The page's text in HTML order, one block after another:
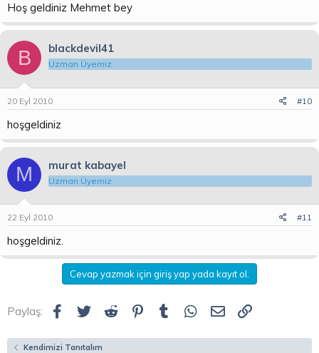
Hoş geldiniz Mehmet bey
B blackdevil41
Uzman Üyemiz
20 Eyl 2010 #10
hoşgeldiniz
M murat kabayel
Uzman Üyemiz
22 Eyl 2010 #11
hoşgeldiniz.
Cevap yazmak için giriş yap yada kayıt ol.
Paylaş: Facebook
TwitterReddit Pinterest
Tumblr WhatsApp
E-postaLink
Kendimizi Tanıtalım